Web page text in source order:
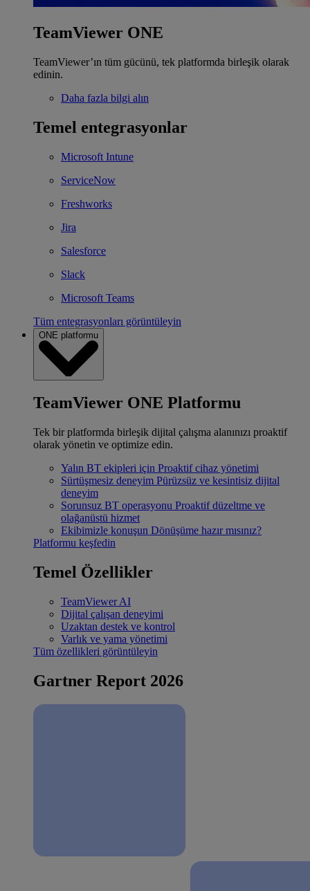
TeamViewer ONE
TeamViewer’ın tüm gücünü, tek platformda birleşik olarak
edinin.
Daha fazla bilgi alın
Temel entegrasyonlar
Microsoft Intune
ServiceNow
Freshworks
Jira
Salesforce
Slack
Microsoft Teams
Tüm entegrasyonları görüntüleyin
ONE platformu
TeamViewer ONE Platformu
Tek bir platformda birleşik dijital çalışma alanınızı proaktif
olarak yönetin ve optimize edin.
Yalın BT ekipleri için Proaktif cihaz yönetimi
Sürtüşmesiz deneyim Pürüzsüz ve kesintisiz dijital
deneyim
Sorunsuz BT operasyonu Proaktif düzeltme ve
olağanüstü hizmet
Ekibimizle konuşun Dönüşüme hazır mısınız?
Platformu keşfedin
Temel Özellikler
TeamViewer AI
Dijital çalışan deneyimi
Uzaktan destek ve kontrol
Varlık ve yama yönetimi
Tüm özellikleri görüntüleyin
Gartner Report 2026